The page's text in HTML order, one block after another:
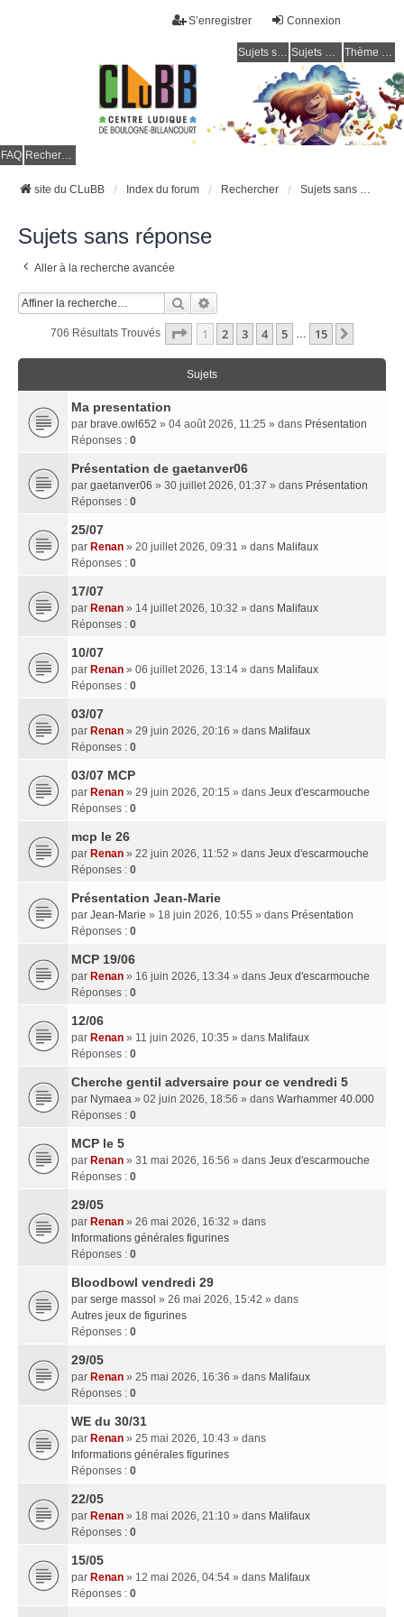
Connexion
S’enregistrer
Sujets sans réponse Sujets actifs Thème clair / foncé
FAQ Rechercher
site du CLuBB Index du forum Rechercher Sujets sans réponse
Sujets sans réponse
Aller à la recherche avancée
Rechercher
706 Résultats Trouvés Page 1Sur
1 2 3 4 5 … 15
Sujets
Ma presentation
par brave.owl652 » 04 août 2026, 11:25 » dans Présentation
Réponses : 0
Présentation de gaetanver06
par gaetanver06 » 30 juillet 2026, 01:37 » dans Présentation
Réponses : 0
25/07
par Renan » 20 juillet 2026, 09:31 » dans Malifaux
Réponses : 0
17/07
par Renan » 14 juillet 2026, 10:32 » dans Malifaux
Réponses : 0
10/07
par Renan » 06 juillet 2026, 13:14 » dans Malifaux
Réponses : 0
03/07
par Renan » 29 juin 2026, 20:16 » dans Malifaux
Réponses : 0
03/07 MCP
par Renan » 29 juin 2026, 20:15 » dans Jeux d'escarmouche
Réponses : 0
mcp le 26
par Renan » 22 juin 2026, 11:52 » dans Jeux d'escarmouche
Réponses : 0
Présentation Jean-Marie
par Jean-Marie » 18 juin 2026, 10:55 » dans Présentation
Réponses : 0
MCP 19/06
par Renan » 16 juin 2026, 13:34 » dans Jeux d'escarmouche
Réponses : 0
12/06
par Renan » 11 juin 2026, 10:35 » dans Malifaux
Réponses : 0
Cherche gentil adversaire pour ce vendredi 5
par Nymaea » 02 juin 2026, 18:56 » dans Warhammer 40.000
Réponses : 0
MCP le 5
par Renan » 31 mai 2026, 16:56 » dans Jeux d'escarmouche
Réponses : 0
29/05
par Renan » 26 mai 2026, 16:32 » dans
Informations générales figurines
Réponses : 0
Bloodbowl vendredi 29
par serge massol » 26 mai 2026, 15:42 » dans
Autres jeux de figurines
Réponses : 0
29/05
par Renan » 25 mai 2026, 16:36 » dans Malifaux
Réponses : 0
WE du 30/31
par Renan » 25 mai 2026, 10:43 » dans
Informations générales figurines
Réponses : 0
22/05
par Renan » 18 mai 2026, 21:10 » dans Malifaux
Réponses : 0
15/05
par Renan » 12 mai 2026, 04:54 » dans Malifaux
Réponses : 0